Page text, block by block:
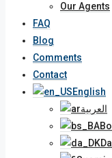
Our Agents
FAQ
Blog
Comments
Contact
English
العربية